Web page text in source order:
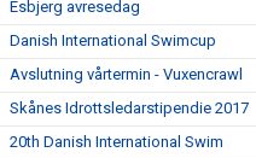
Esbjerg avresedag
Danish International Swimcup
Avslutning vårtermin - Vuxencrawl
Skånes Idrottsledarstipendie 2017
20th Danish International Swim